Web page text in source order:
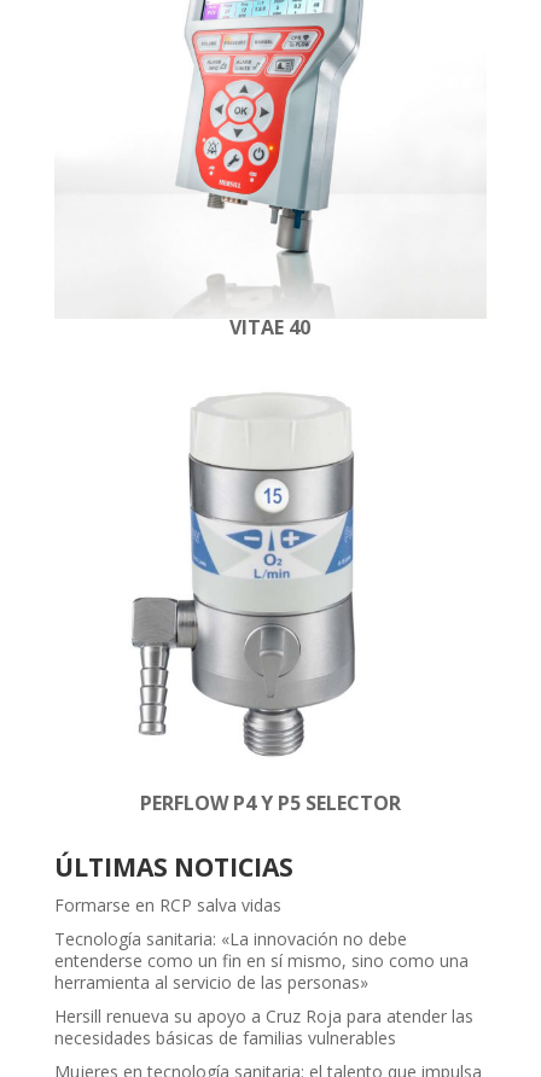
VITAE 40
PERFLOW P4 Y P5 SELECTOR
ÚLTIMAS NOTICIAS
Formarse en RCP salva vidas
Tecnología sanitaria: «La innovación no debe
entenderse como un fin en sí mismo, sino como una
herramienta al servicio de las personas»
Hersill renueva su apoyo a Cruz Roja para atender las
necesidades básicas de familias vulnerables
Mujeres en tecnología sanitaria: el talento que impulsa